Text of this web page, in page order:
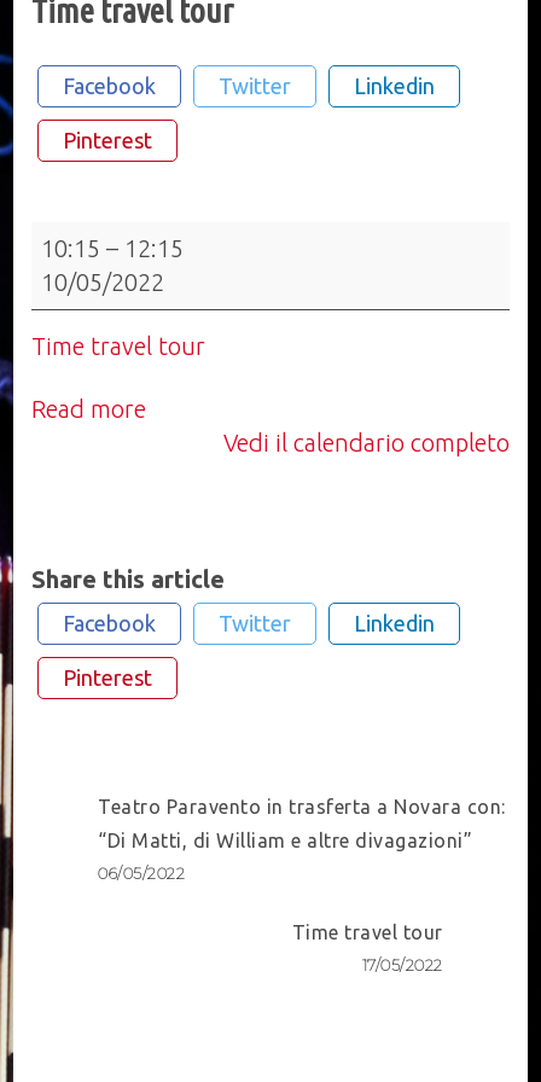
Time travel tour
Facebook Twitter Linkedin
Pinterest
Time
travel
tour
10:15 – 12:15
10/05/2022
Time travel tour
Read more
Vedi il calendario completo
Share this article
Facebook Twitter Linkedin
Pinterest
Post
Navigation
Teatro Paravento in trasferta a Novara con:
“Di Matti, di William e altre divagazioni”
06/05/2022
Time travel tour
17/05/2022